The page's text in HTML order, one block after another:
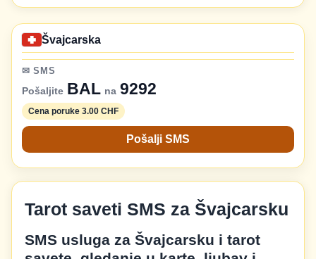
Švajcarska
✉ SMS
Pošaljite BAL na 9292
Cena poruke 3.00 CHF
Pošalji SMS
Tarot saveti SMS za Švajcarsku
SMS usluga za Švajcarsku i tarot